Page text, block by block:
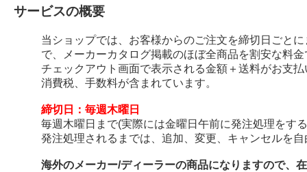
サービスの概要
当ショップでは、お客様からのご注文を締切日ごと
で、メーカーカタログ掲載のほぼ全商品を割安な料
チェックアウト画面で表示される金額＋送料がお支
消費税、手数料が含まれています。
締切日：毎週木曜日
毎週木曜日まで(実際には金曜日午前に発注処理をす
発注処理されるまでは、追加、変更、キャンセルを
海外のメーカー/ディーラーの商品になりますので、